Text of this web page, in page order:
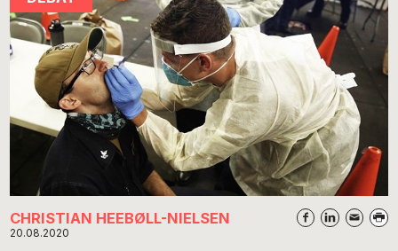
CHRISTIAN HEEBØLL-NIELSEN
20.08.2020